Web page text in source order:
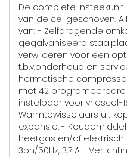
De complete insteekunit
van de cel geschoven.
van: - Zelfdragende
gegalvaniseerd
verwijderen voor een
t.b.v.onderhoud en
hermetische
met 42
instelbaar voor vriescel-
Warmtewisselaars uit
expansie. -
heetgas en/of
3ph/50Hz, 3,7 A -